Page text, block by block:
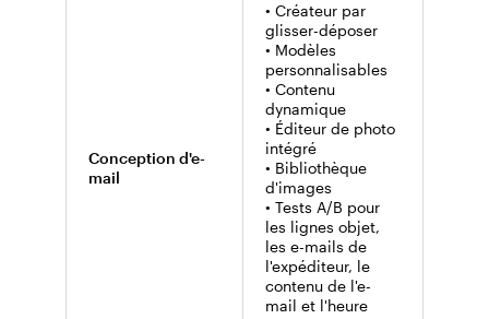
Conception d'e-
mail
• Créateur par
glisser-déposer
• Modèles
personnalisables
• Contenu
dynamique
• Éditeur de photo
intégré
• Bibliothèque
d'images
• Tests A/B pour
les lignes objet,
les e-mails de
l'expéditeur, le
contenu de l'e-
mail et l'heure